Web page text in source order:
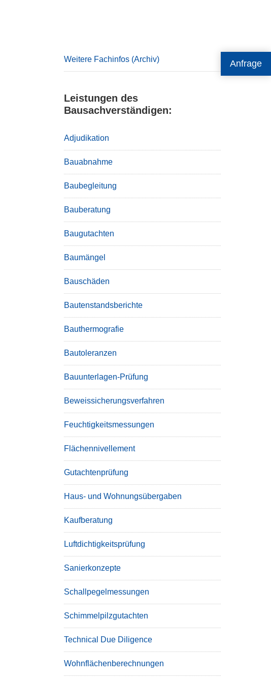
Anfrage
Weitere Fachinfos (Archiv)
Leistungen des
Bausachverständigen:
Adjudikation
Bauabnahme
Baubegleitung
Bauberatung
Baugutachten
Baumängel
Bauschäden
Bautenstandsberichte
Bauthermografie
Bautoleranzen
Bauunterlagen-Prüfung
Beweissicherungsverfahren
Feuchtigkeitsmessungen
Flächennivellement
Gutachtenprüfung
Haus- und Wohnungsübergaben
Kaufberatung
Luftdichtigkeitsprüfung
Sanierkonzepte
Schallpegelmessungen
Schimmelpilzgutachten
Technical Due Diligence
Wohnflächenberechnungen